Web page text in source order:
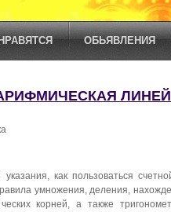
ОБЬЯВЛЕНИЯ
как пользоваться
ум­ножения, деления,
корней, а также